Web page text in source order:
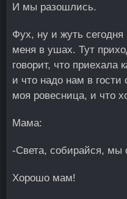
И мы разошлись.
Фух, ну и жуть
меня в ушах. Тут
говорит, что приехала
и что надо нам в гости
моя ровесница, и что
Мама:
-Света, собирайся, мы
Хорошо мам!